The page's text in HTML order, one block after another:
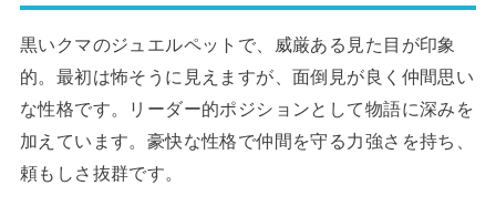
黒いクマのジュエルペットで、威厳ある見た目が印象
的。最初は怖そうに見えますが、面倒見が良く仲間思い
な性格です。リーダー的ポジションとして物語に深みを
加えています。豪快な性格で仲間を守る力強さを持ち、
頼もしさ抜群です。